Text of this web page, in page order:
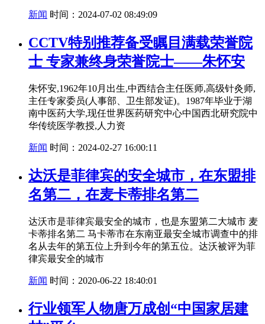
新闻 时间：2024-07-02 08:49:09
CCTV特别推荐备受瞩目满载荣誉院
士 专家兼终身荣誉院士——朱怀安
朱怀安,1962年10月出生,中西结合主任医师,高级针灸师,
主任专家委员(人事部、卫生部发证)。1987年毕业于湖
南中医药大学,现任世界医药研究中心中国西北研究院中
华传统医学教授,人力资
新闻 时间：2024-02-27 16:00:11
达沃是菲律宾的安全城市，在东盟排
名第二，在麦卡蒂排名第二
达沃市是菲律宾最安全的城市，也是东盟第二大城市 麦
卡蒂排名第二 马卡蒂市在东南亚最安全城市调查中的排
名从去年的第五位上升到今年的第五位。达沃被评为菲
律宾最安全的城市
新闻 时间：2020-06-22 18:40:01
行业领军人物唐万成创“中国家居建